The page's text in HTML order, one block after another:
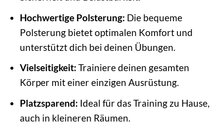
Hochwertige Polsterung: Die bequeme
Polsterung bietet optimalen Komfort und
unterstützt dich bei deinen Übungen.
Vielseitigkeit: Trainiere deinen gesamten
Körper mit einer einzigen Ausrüstung.
Platzsparend: Ideal für das Training zu Hause,
auch in kleineren Räumen.